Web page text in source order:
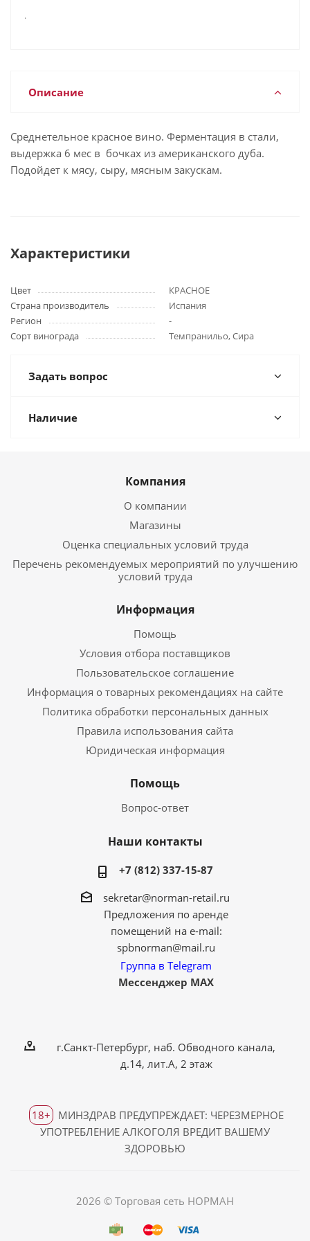
.
Описание
Среднетельное красное вино. Ферментация в стали,
выдержка 6 мес в бочках из американского дуба.
Подойдет к мясу, сыру, мясным закускам.
Характеристики
Цвет
КРАСНОЕ
Страна производитель
Испания
Регион
-
Сорт винограда
Темпранильо, Сира
Задать вопрос
Наличие
Компания
О компании
Магазины
Оценка специальных условий труда
Перечень рекомендуемых мероприятий по улучшению
условий труда
Информация
Помощь
Условия отбора поставщиков
Пользовательское соглашение
Информация о товарных рекомендациях на сайте
Политика обработки персональных данных
Правила использования сайта
Юридическая информация
Помощь
Вопрос-ответ
Наши контакты
+7 (812) 337-15-87
sekretar@norman-retail.ru
Предложения по аренде
помещений на e-mail:
spbnorman@mail.ru
Группа в Telegram
Мессенджер MAX
г.Санкт-Петербург, наб. Обводного канала,
д.14, лит.А, 2 этаж
18+
МИНЗДРАВ ПРЕДУПРЕЖДАЕТ: ЧЕРЕЗМЕРНОЕ
УПОТРЕБЛЕНИЕ АЛКОГОЛЯ ВРЕДИТ ВАШЕМУ
ЗДОРОВЬЮ
2026 © Торговая сеть НОРМАН